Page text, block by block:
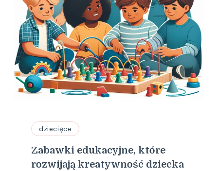
dziecięce
Zabawki edukacyjne, które
rozwijają kreatywność dziecka